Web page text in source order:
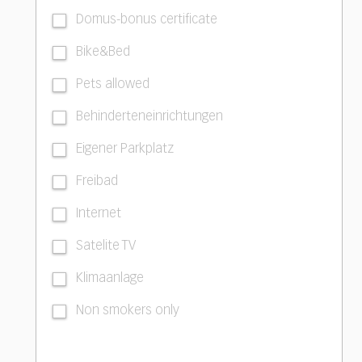
Domus-bonus certificate
Bike&Bed
Pets allowed
Behinderteneinrichtungen
Eigener Parkplatz
Freibad
Internet
Satelite TV
Klimaanlage
Non smokers only